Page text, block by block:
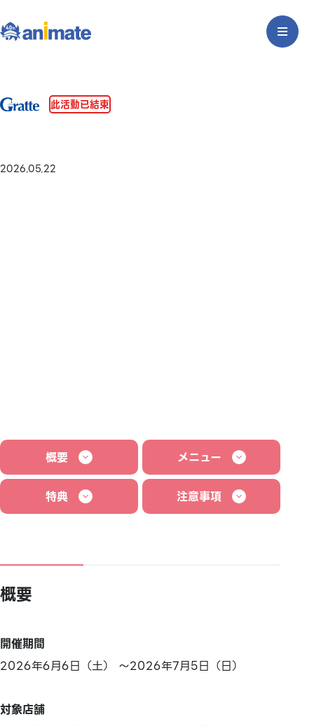
此活動已結束
2026.05.22
概要 メニュー
特典 注意事項
概要
開催期間
2026年6月6日（土） ～2026年7月5日（日）
対象店舗